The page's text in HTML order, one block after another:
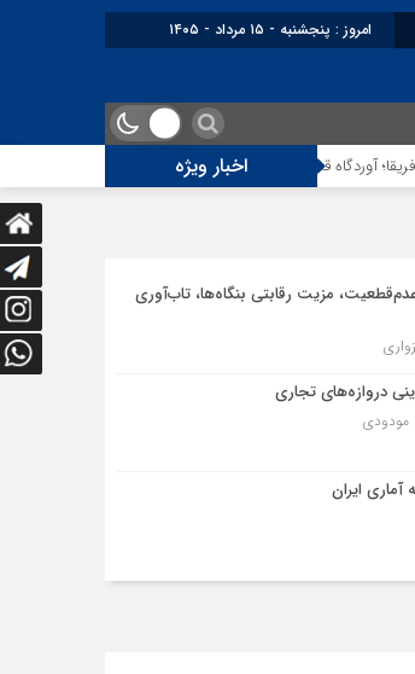
امروز : پنجشنبه - ۱۵ مرداد - ۱۴۰۵
اخبار ویژه معدنی از لزوم اصلاح ایرادات سامانه تأمین
مزیت رقابتی بنگاه‌ها، تاب‌آوری
دروازه‌های تجاری
مودودی
آماری ایران